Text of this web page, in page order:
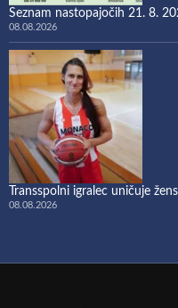
Seznam nastopajočih 21. 8.
08.08.2026
Transspolni igralec uničuje
08.08.2026